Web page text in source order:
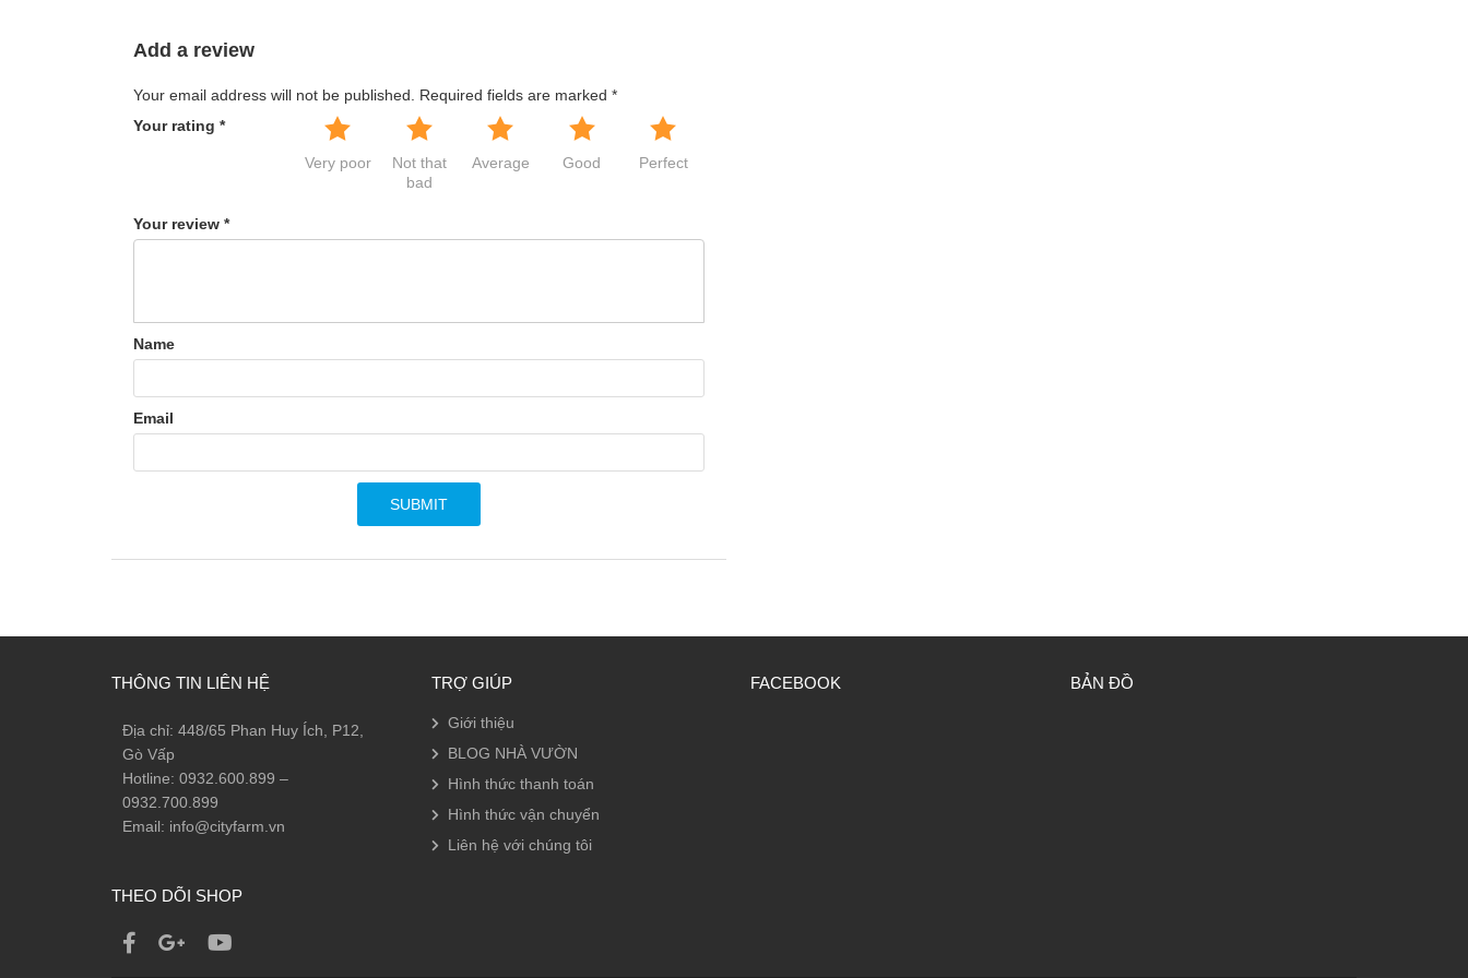
Add a review
Your email address will not be published. Required fields are marked *
Your rating *
Very poor
Not that
bad
Average Good Perfect
Your review *
Name
Email
THÔNG TIN LIÊN HỆ
Địa chỉ: 448/65 Phan Huy Ích, P12,
Gò Vấp
Hotline: 0932.600.899 –
0932.700.899
Email: info@cityfarm.vn
THEO DÕI SHOP
TRỢ GIÚP
Giới thiệu
BLOG NHÀ VƯỜN
Hình thức thanh toán
Hình thức vận chuyển
Liên hệ với chúng tôi
FACEBOOK BẢN ĐỒ